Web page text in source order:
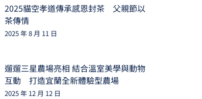
2025貓空孝道傳承感恩封茶 父親節以
茶傳情
2025 年 8 月 11 日
遛遛三星農場亮相 結合溫室美學與動物
互動 打造宜蘭全新體驗型農場
2025 年 12 月 12 日